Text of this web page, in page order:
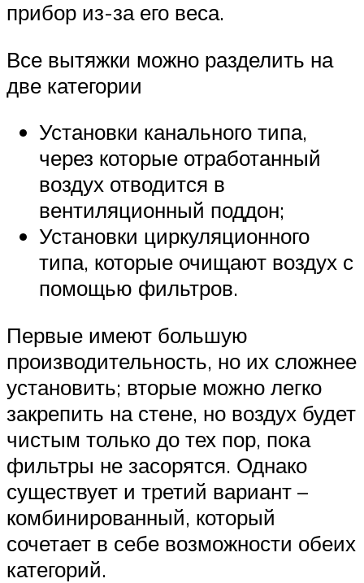
прибор из-за его веса.
Все вытяжки можно разделить на
две категории
Установки канального типа,
через которые отработанный
воздух отводится в
вентиляционный поддон;
Установки циркуляционного
типа, которые очищают воздух с
помощью фильтров.
Первые имеют большую
производительность, но их сложнее
установить; вторые можно легко
закрепить на стене, но воздух будет
чистым только до тех пор, пока
фильтры не засорятся. Однако
существует и третий вариант –
комбинированный, который
сочетает в себе возможности обеих
категорий.